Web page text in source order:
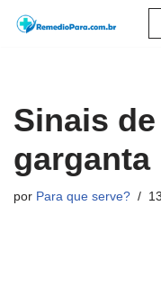
conteúdo
Sinais
garganta
por Para que serve?